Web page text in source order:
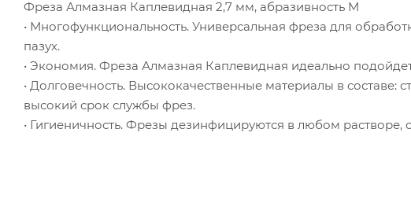
Фреза Алмазная Каплевидная 2,7 мм, абразивность М
• Многофункциональность. Универсальная фреза для
пазух.
• Экономия. Фреза Алмазная Каплевидная идеально
• Долговечность. Высококачественные материалы в составе:
высокий срок службы фрез.
• Гигиеничность. Фрезы дезинфицируются в любом растворе,